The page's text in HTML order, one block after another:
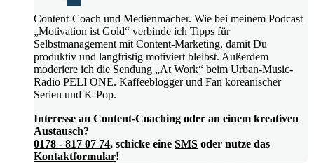
Content-Coach und Medienmacher. Wie bei meinem Podcast
„Motivation ist Gold“ verbinde ich Tipps für
Selbstmanagement mit Content-Marketing, damit Du
produktiv und langfristig motiviert bleibst. Außerdem
moderiere ich die Sendung „At Work“ beim Urban-Music-
Radio PELI ONE. Kaffeeblogger und Fan koreanischer
Serien und K-Pop.
Interesse an Content-Coaching oder an einem kreativen
Austausch?
0178 - 817 07 74, schicke eine SMS oder nutze das
Kontaktformular!